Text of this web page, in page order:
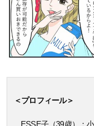
＜プロフィール＞
ESSE子（39歳）：